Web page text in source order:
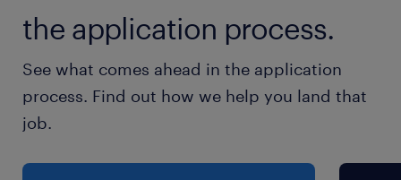
・翻訳業務経験
・海外留学や駐在経験
・仕事を通して楽しみを見つけることができる方
・他部署の方のサポート業務に喜びを感じる方
・連続する同じ業務を楽しめる方
the application process.
See what comes ahead in the application
process. Find out how we help you land that
job.